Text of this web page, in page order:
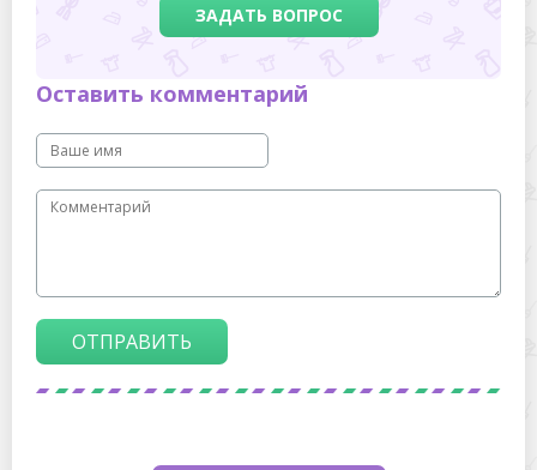
ЗАДАТЬ ВОПРОС
Оставить комментарий
ОТПРАВИТЬ